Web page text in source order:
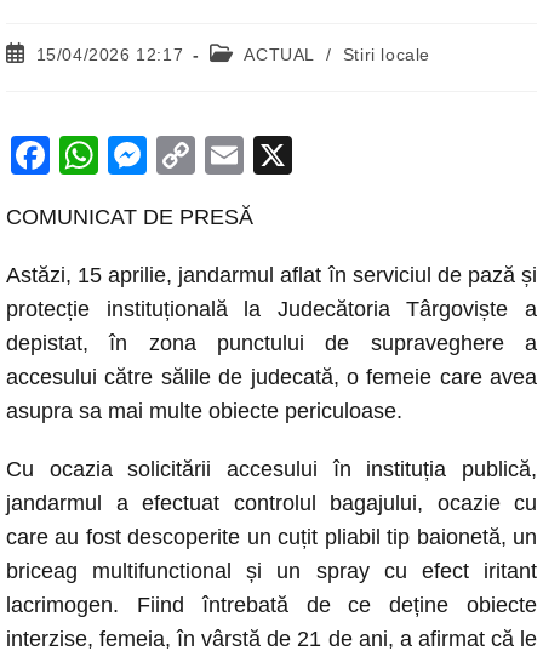
Post15/04/2026 12:17
PostACTUAL / Stiri locale
F
c
e
b
o
o
k
W
at
s
A
p
p
M
ss
e
n
g
er
C
p
y
Li
n
k
E
m
ail
COMUNICAT DE PRESĂ
Astăzi, 15 aprilie, jandarmul aflat în serviciul de pază și
protecție instituțională la Judecătoria Târgoviște a
depistat, în zona punctului de supraveghere a
accesului către sălile de judecată, o femeie care avea
asupra sa mai multe obiecte periculoase.
Cu ocazia solicitării accesului în instituția publică,
jandarmul a efectuat controlul bagajului, ocazie cu
care au fost descoperite un cuțit pliabil tip baionetă, un
briceag multifunctional și un spray cu efect iritant
lacrimogen. Fiind întrebată de ce deține obiecte
interzise, femeia, în vârstă de 21 de ani, a afirmat că le